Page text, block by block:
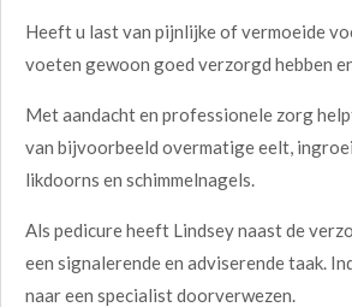
Heeft u last van pijnlijke of vermoeide
voeten gewoon goed verzorgd hebben
Met aandacht en professionele zorg
van bijvoorbeeld overmatige eelt,
likdoorns en schimmelnagels.
Als pedicure heeft Lindsey naast de
een signalerende en adviserende taak.
naar een specialist doorverwezen.